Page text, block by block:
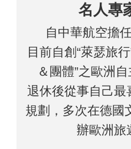
名人專
自中華航空擔
目前自創“萊瑟旅
＆團體”之歐洲
退休後從事自己最
規劃，多次在德國
辦歐洲旅